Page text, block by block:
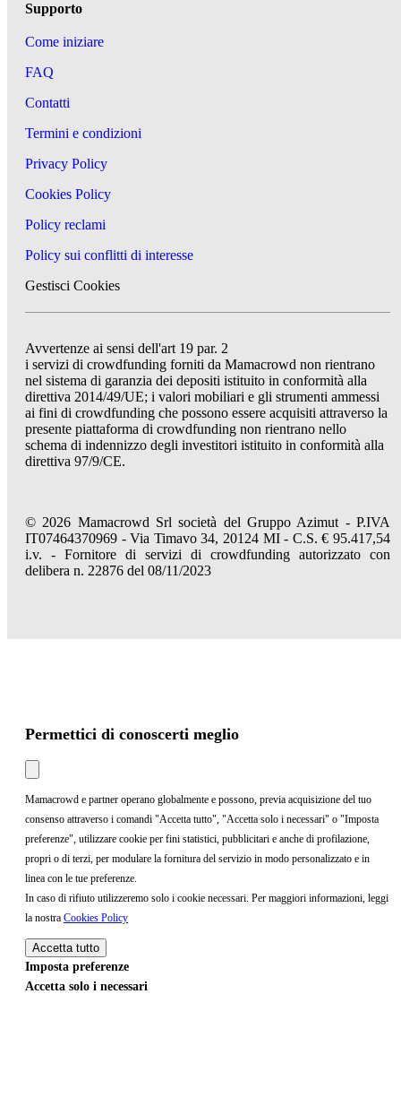
Supporto
Come iniziare
FAQ
Contatti
Termini e condizioni
Privacy Policy
Cookies Policy
Policy reclami
Policy sui conflitti di interesse
Gestisci Cookies
Avvertenze ai sensi dell'art 19 par. 2
i servizi di crowdfunding forniti da Mamacrowd non rientrano
nel sistema di garanzia dei depositi istituito in conformità alla
direttiva 2014/49/UE; i valori mobiliari e gli strumenti ammessi
ai fini di crowdfunding che possono essere acquisiti attraverso la
presente piattaforma di crowdfunding non rientrano nello
schema di indennizzo degli investitori istituito in conformità alla
direttiva 97/9/CE.
© 2026 Mamacrowd Srl società del Gruppo Azimut - P.IVA
IT07464370969 - Via Timavo 34, 20124 MI - C.S. € 95.417,54
i.v. - Fornitore di servizi di crowdfunding autorizzato con
delibera n. 22876 del 08/11/2023
Permettici di conoscerti meglio
Mamacrowd e partner operano globalmente e possono, previa acquisizione del tuo
consenso attraverso i comandi "Accetta tutto", "Accetta solo i necessari" o "Imposta
preferenze", utilizzare cookie per fini statistici, pubblicitari e anche di profilazione,
propri o di terzi, per modulare la fornitura del servizio in modo personalizzato e in
linea con le tue preferenze.
In caso di rifiuto utilizzeremo solo i cookie necessari. Per maggiori informazioni, leggi
la nostra Cookies Policy
Accetta tutto
Imposta preferenze
Accetta solo i necessari